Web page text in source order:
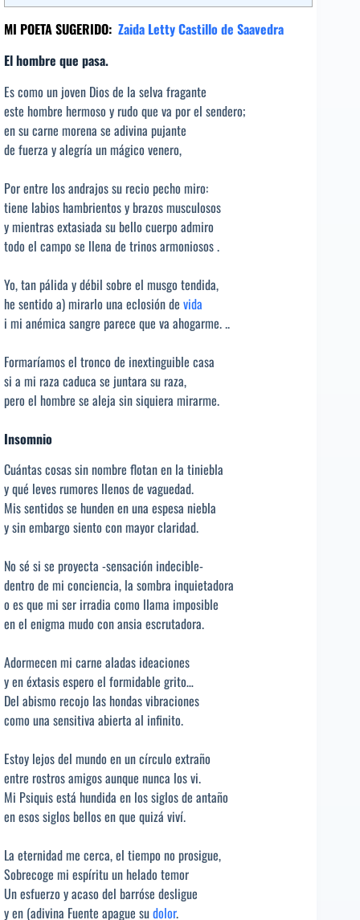
MI POETA SUGERIDO: Zaida Letty Castillo de Saavedra
El hombre que pasa.
Es como un joven Dios de la selva fragante
este hombre hermoso y rudo que va por el sendero;
en su carne morena se adivina pujante
de fuerza y alegría un mágico venero,
Por entre los andrajos su recio pecho miro:
tiene labios hambrientos y brazos musculosos
y mientras extasiada su bello cuerpo admiro
todo el campo se llena de trinos armoniosos .
Yo, tan pálida y débil sobre el musgo tendida,
he sentido a) mirarlo una eclosión de vida
i mi anémica sangre parece que va ahogarme. ..
Formaríamos el tronco de inextinguible casa
si a mi raza caduca se juntara su raza,
pero el hombre se aleja sin siquiera mirarme.
Insomnio
Cuántas cosas sin nombre flotan en la tiniebla
y qué leves rumores llenos de vaguedad.
Mis sentidos se hunden en una espesa niebla
y sin embargo siento con mayor claridad.
No sé si se proyecta -sensación indecible-
dentro de mi conciencia, la sombra inquietadora
o es que mi ser irradia como llama imposible
en el enigma mudo con ansia escrutadora.
Adormecen mi carne aladas ideaciones
y en éxtasis espero el formidable grito…
Del abismo recojo las hondas vibraciones
como una sensitiva abierta al infinito.
Estoy lejos del mundo en un círculo extraño
entre rostros amigos aunque nunca los vi.
Mi Psiquis está hundida en los siglos de antaño
en esos siglos bellos en que quizá viví.
La eternidad me cerca, el tiempo no prosigue,
Sobrecoge mi espíritu un helado temor
Un esfuerzo y acaso del barróse desligue
y en (adivina Fuente apague sudolor.